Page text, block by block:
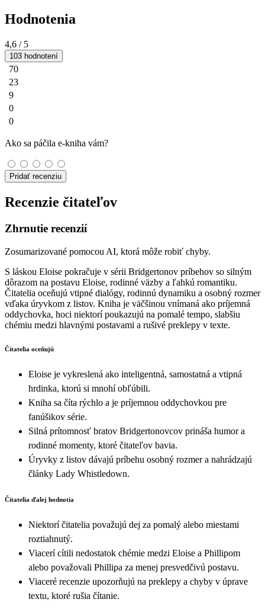
Hodnotenia
4,6 / 5
103 hodnotení
70
23
9
0
0
Ako sa páčila e-kniha vám?
Pridať recenziu
Recenzie čitateľov
Zhrnutie recenzií
Zosumarizované pomocou AI, ktorá môže robiť chyby.
S láskou Eloise pokračuje v sérii Bridgertonov príbehov so silným
dôrazom na postavu Eloise, rodinné väzby a ľahkú romantiku.
Čitatelia oceňujú vtipné dialógy, rodinnú dynamiku a osobný rozmer
vďaka úryvkom z listov. Kniha je väčšinou vnímaná ako príjemná
oddychovka, hoci niektorí poukazujú na pomalé tempo, slabšiu
chémiu medzi hlavnými postavami a rušivé preklepy v texte.
Čitatelia oceňujú
Eloise je vykreslená ako inteligentná, samostatná a vtipná
hrdinka, ktorú si mnohí obľúbili.
Kniha sa číta rýchlo a je príjemnou oddychovkou pre
fanúšikov série.
Silná prítomnosť bratov Bridgertonovcov prináša humor a
rodinné momenty, ktoré čitateľov bavia.
Úryvky z listov dávajú príbehu osobný rozmer a nahrádzajú
články Lady Whistledown.
Čitatelia ďalej hodnotia
Niektorí čitatelia považujú dej za pomalý alebo miestami
roztiahnutý.
Viacerí cítili nedostatok chémie medzi Eloise a Phillipom
alebo považovali Phillipa za menej presvedčivú postavu.
Viaceré recenzie upozorňujú na preklepy a chyby v úprave
textu, ktoré rušia čítanie.